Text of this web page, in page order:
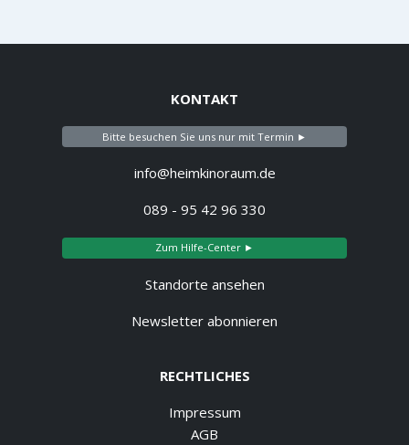
KONTAKT
Bitte besuchen Sie uns nur mit Termin ►
info@heimkinoraum.de
089 - 95 42 96 330
Zum Hilfe-Center ►
Standorte ansehen
Newsletter abonnieren
RECHTLICHES
Impressum
AGB